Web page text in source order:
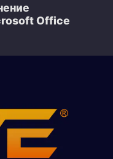
Office